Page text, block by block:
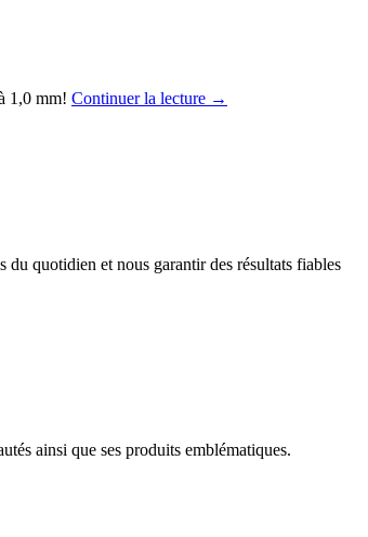
1,0 mm! Continuer la lecture →
quotidien et nous garantir des résultats fiables
ainsi que ses produits emblématiques.